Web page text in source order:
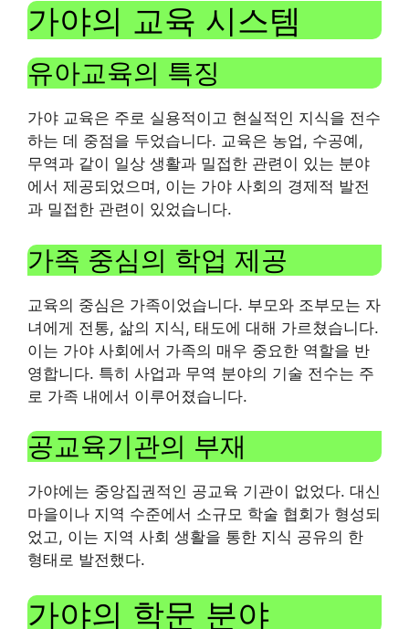
가야의 교육 시스템
유아교육의 특징
가야 교육은 주로 실용적이고 현실적인 지식을 전수
하는 데 중점을 두었습니다. 교육은 농업, 수공예,
무역과 같이 일상 생활과 밀접한 관련이 있는 분야
에서 제공되었으며, 이는 가야 사회의 경제적 발전
과 밀접한 관련이 있었습니다.
가족 중심의 학업 제공
교육의 중심은 가족이었습니다. 부모와 조부모는 자
녀에게 전통, 삶의 지식, 태도에 대해 가르쳤습니다.
이는 가야 사회에서 가족의 매우 중요한 역할을 반
영합니다. 특히 사업과 무역 분야의 기술 전수는 주
로 가족 내에서 이루어졌습니다.
공교육기관의 부재
가야에는 중앙집권적인 공교육 기관이 없었다. 대신
마을이나 지역 수준에서 소규모 학술 협회가 형성되
었고, 이는 지역 사회 생활을 통한 지식 공유의 한
형태로 발전했다.
가야의 학문 분야